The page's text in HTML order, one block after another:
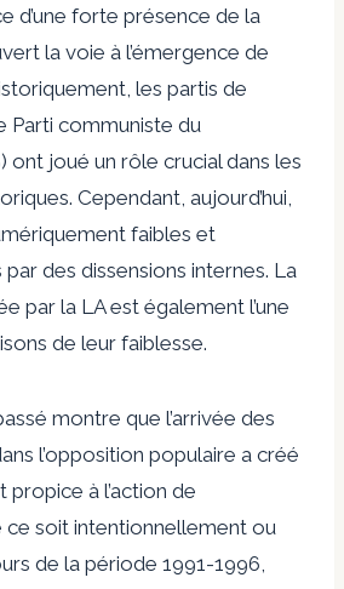
d’une forte présence de la
la voie à l’émergence de
les partis de
Parti communiste du
ont joué un rôle crucial dans les
Cependant, aujourd’hui,
faibles et
des dissensions internes. La
par la LA est également l’une
de leur faiblesse.
montre que l’arrivée des
l’opposition populaire a créé
propice à l’action de
ce soit intentionnellement ou
de la période 1991-1996,